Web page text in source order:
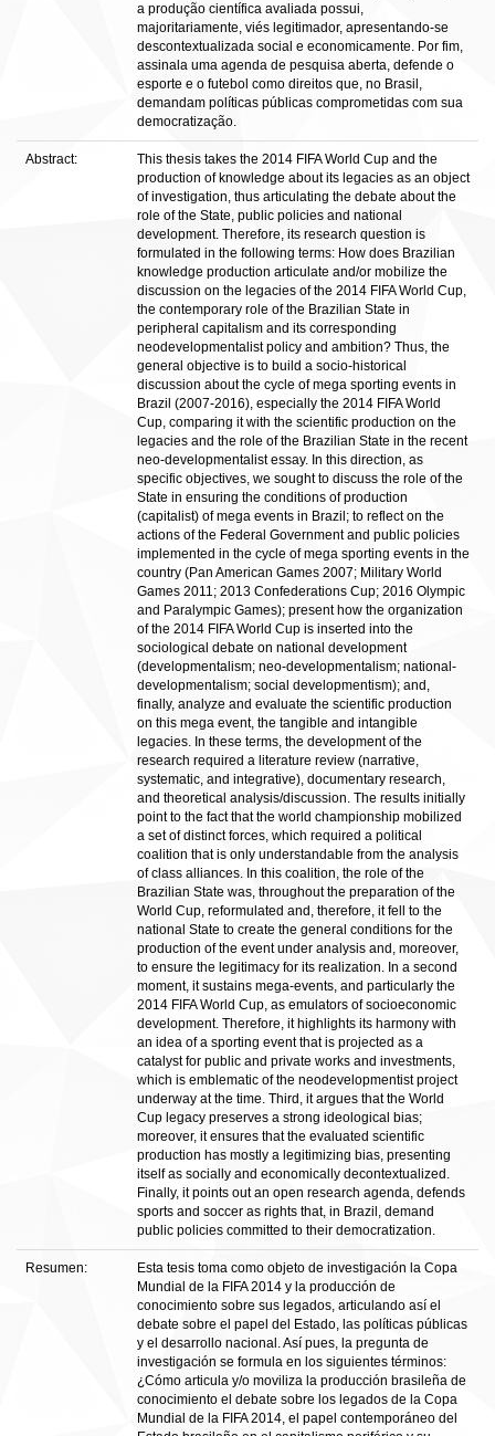
a produção científica avaliada possui,
majoritariamente, viés legitimador, apresentando-se
descontextualizada social e economicamente. Por fim,
assinala uma agenda de pesquisa aberta, defende o
esporte e o futebol como direitos que, no Brasil,
demandam políticas públicas comprometidas com sua
democratização.
Abstract:
This thesis takes the 2014 FIFA World Cup and the
production of knowledge about its legacies as an object
of investigation, thus articulating the debate about the
role of the State, public policies and national
development. Therefore, its research question is
formulated in the following terms: How does Brazilian
knowledge production articulate and/or mobilize the
discussion on the legacies of the 2014 FIFA World Cup,
the contemporary role of the Brazilian State in
peripheral capitalism and its corresponding
neodevelopmentalist policy and ambition? Thus, the
general objective is to build a socio-historical
discussion about the cycle of mega sporting events in
Brazil (2007-2016), especially the 2014 FIFA World
Cup, comparing it with the scientific production on the
legacies and the role of the Brazilian State in the recent
neo-developmentalist essay. In this direction, as
specific objectives, we sought to discuss the role of the
State in ensuring the conditions of production
(capitalist) of mega events in Brazil; to reflect on the
actions of the Federal Government and public policies
implemented in the cycle of mega sporting events in the
country (Pan American Games 2007; Military World
Games 2011; 2013 Confederations Cup; 2016 Olympic
and Paralympic Games); present how the organization
of the 2014 FIFA World Cup is inserted into the
sociological debate on national development
(developmentalism; neo-developmentalism; national-
developmentalism; social developmentism); and,
finally, analyze and evaluate the scientific production
on this mega event, the tangible and intangible
legacies. In these terms, the development of the
research required a literature review (narrative,
systematic, and integrative), documentary research,
and theoretical analysis/discussion. The results initially
point to the fact that the world championship mobilized
a set of distinct forces, which required a political
coalition that is only understandable from the analysis
of class alliances. In this coalition, the role of the
Brazilian State was, throughout the preparation of the
World Cup, reformulated and, therefore, it fell to the
national State to create the general conditions for the
production of the event under analysis and, moreover,
to ensure the legitimacy for its realization. In a second
moment, it sustains mega-events, and particularly the
2014 FIFA World Cup, as emulators of socioeconomic
development. Therefore, it highlights its harmony with
an idea of a sporting event that is projected as a
catalyst for public and private works and investments,
which is emblematic of the neodevelopmentist project
underway at the time. Third, it argues that the World
Cup legacy preserves a strong ideological bias;
moreover, it ensures that the evaluated scientific
production has mostly a legitimizing bias, presenting
itself as socially and economically decontextualized.
Finally, it points out an open research agenda, defends
sports and soccer as rights that, in Brazil, demand
public policies committed to their democratization.
Resumen:
Esta tesis toma como objeto de investigación la Copa
Mundial de la FIFA 2014 y la producción de
conocimiento sobre sus legados, articulando así el
debate sobre el papel del Estado, las políticas públicas
y el desarrollo nacional. Así pues, la pregunta de
investigación se formula en los siguientes términos:
¿Cómo articula y/o moviliza la producción brasileña de
conocimiento el debate sobre los legados de la Copa
Mundial de la FIFA 2014, el papel contemporáneo del